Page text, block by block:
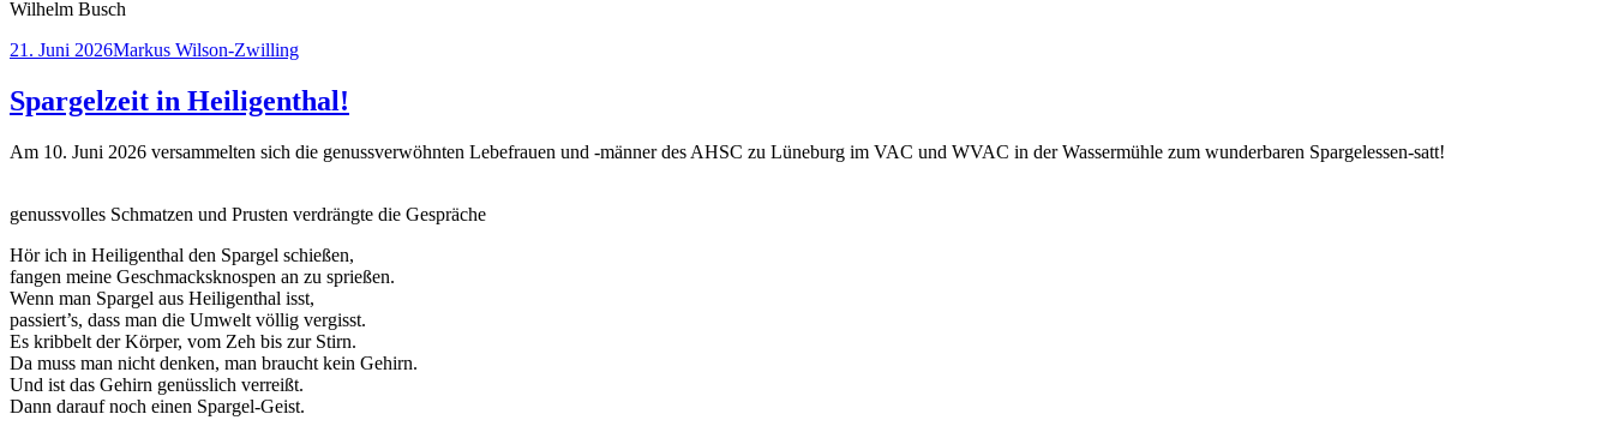
Wilhelm Busch
Veröffentlicht
21. Juni 2026Autor
Markus Wilson-Zwilling
Spargelzeit in Heiligenthal!
Am 10. Juni 2026 versammelten sich die genussverwöhnten Lebefrauen und -männer des AHSC zu Lüneburg im VAC und WVAC in der Wassermühle zum wunderbaren Spargelessen-satt!
genussvolles Schmatzen und Prusten verdrängte die Gespräche
Hör ich in Heiligenthal den Spargel schießen,
fangen meine Geschmacksknospen an zu sprießen.
Wenn man Spargel aus Heiligenthal isst,
passiert’s, dass man die Umwelt völlig vergisst.
Es kribbelt der Körper, vom Zeh bis zur Stirn.
Da muss man nicht denken, man braucht kein Gehirn.
Und ist das Gehirn genüsslich verreißt.
Dann darauf noch einen Spargel-Geist.